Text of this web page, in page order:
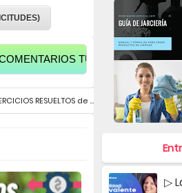
TUS SALUDOS PARA
de interés simple N°7
▷